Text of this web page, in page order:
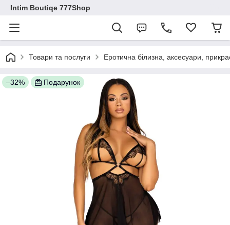
Intim Boutiqe 777Shop
Товари та послуги Еротична білизна, аксесуари,
–32% Подарунок